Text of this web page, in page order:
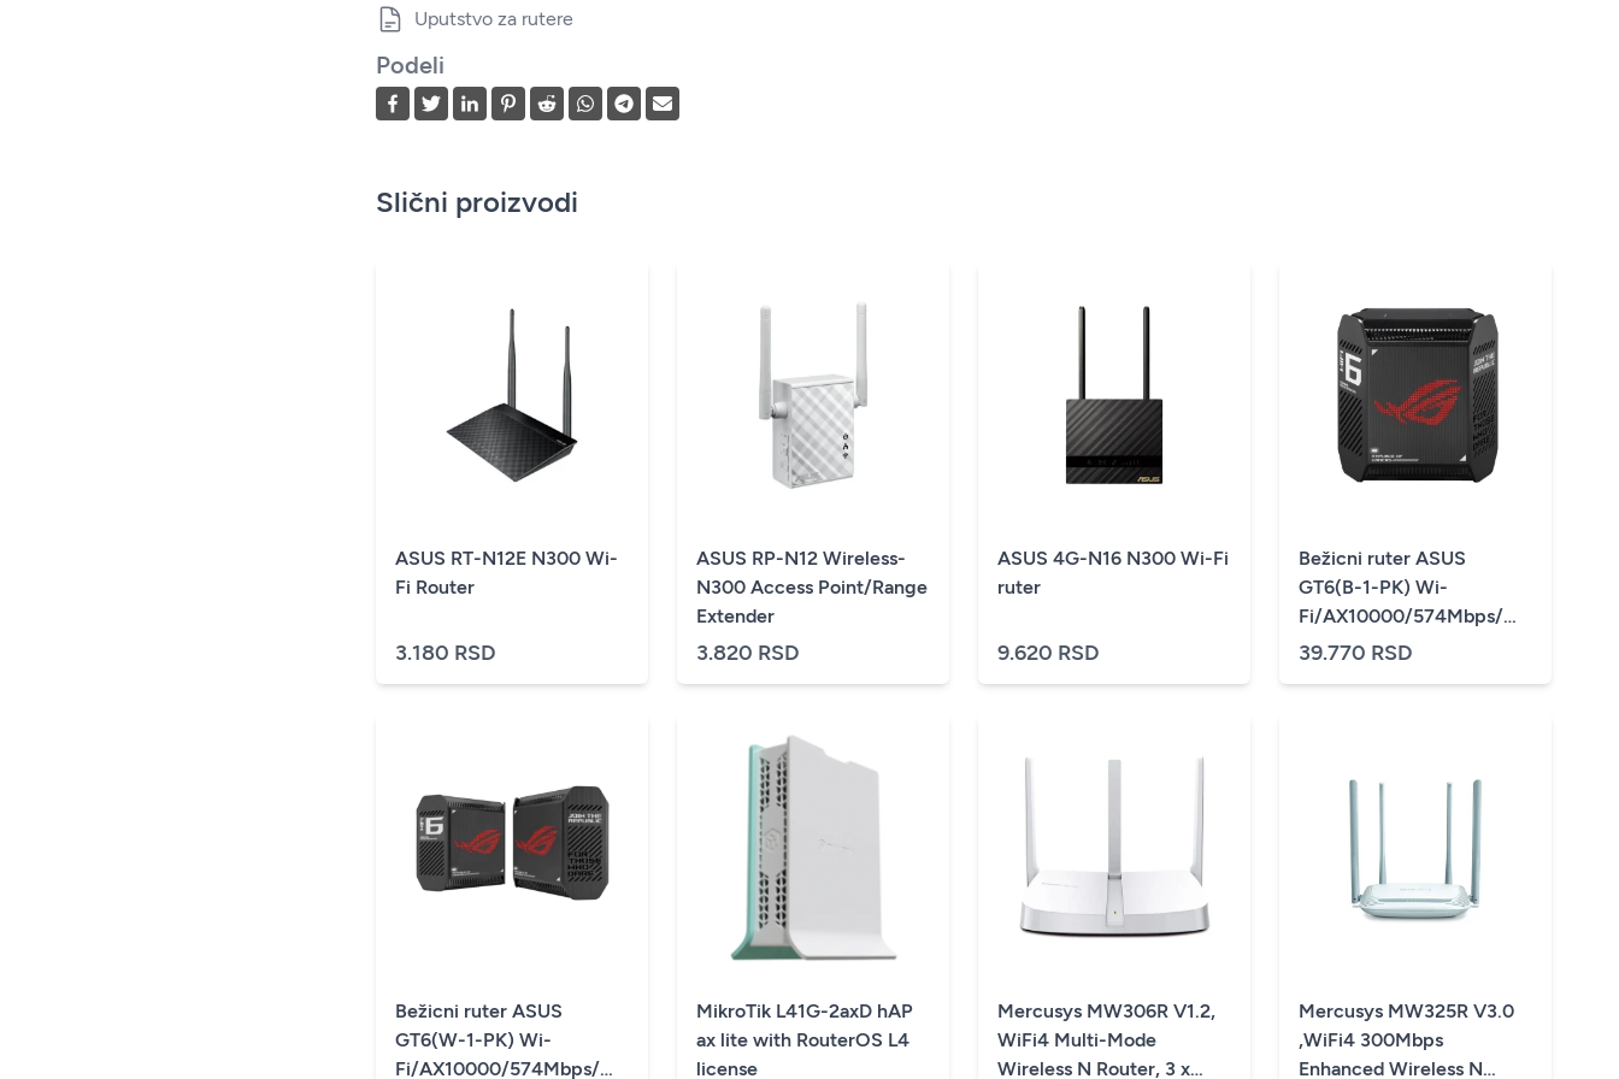
Uputstvo za rutere
Podeli
Slični proizvodi
ASUS RT-N12E N300 Wi-
Fi Router
3.180 RSD
ASUS RP-N12 Wireless-
N300 Access Point/Range
Extender
3.820 RSD
ASUS 4G-N16 N300 Wi-Fi
ruter
9.620 RSD
Bežicni ruter ASUS
GT6(B-1-PK) Wi-
Fi/AX10000/574Mbps/MU-
MIMO/9 internih
39.770 RSD
Bežicni ruter ASUS
GT6(W-1-PK) Wi-
Fi/AX10000/574Mbps/MU-
MikroTik L41G-2axD hAP
ax lite with RouterOS L4
license
Mercusys MW306R V1.2,
WiFi4 Multi-Mode
Wireless N Router, 3 x
Mercusys MW325R V3.0
,WiFi4 300Mbps
Enhanced Wireless N